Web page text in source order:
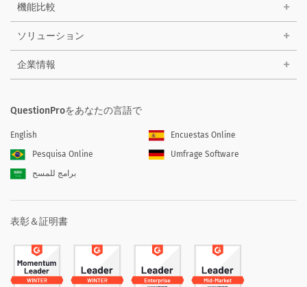
機能比較
ソリューション
企業情報
QuestionProをあなたの言語で
English
Encuestas Online
Pesquisa Online
Umfrage Software
برامج للمسح
表彰＆証明書